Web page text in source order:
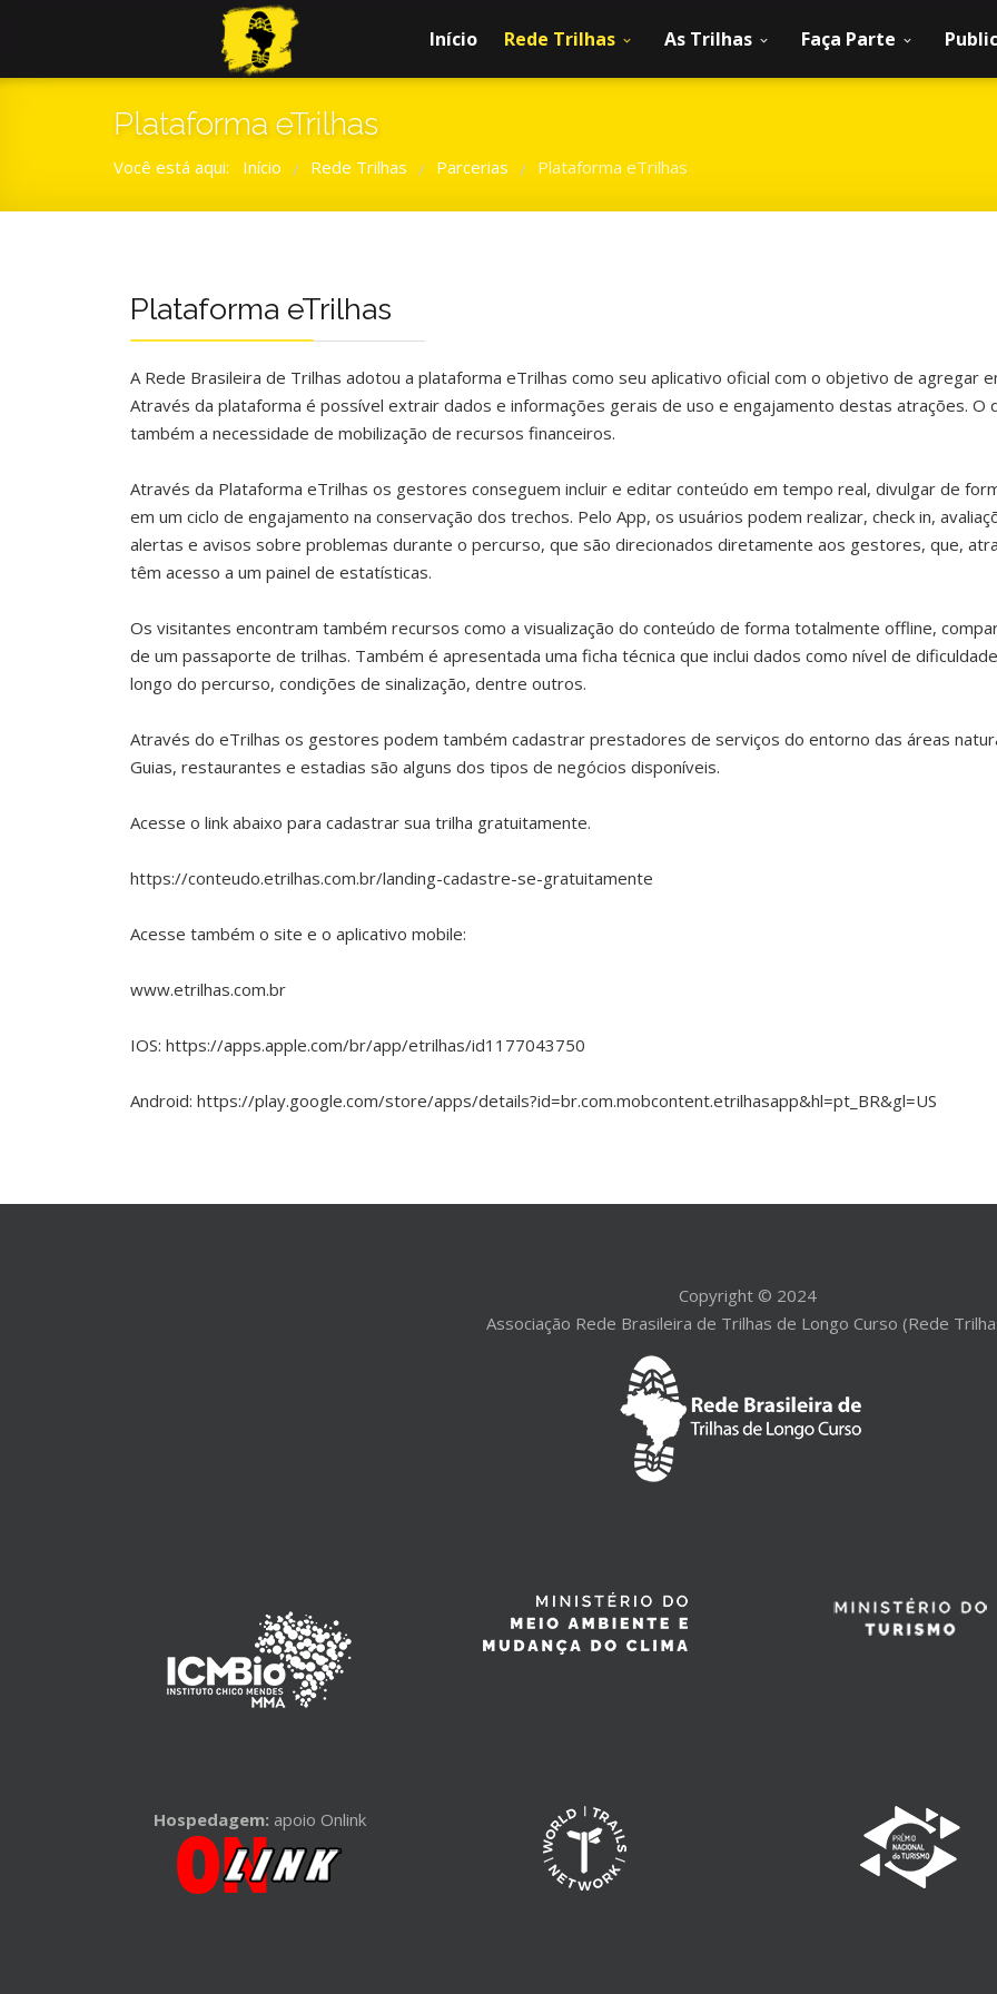
Início Rede Trilhas As Trilhas Faça Parte
Plataforma eTrilhas
Você está aqui: Início / Rede Trilhas / Parcerias / Plataforma eTrilhas
Plataforma eTrilhas
A Rede Brasileira de Trilhas adotou a plataforma eTrilhas como seu aplicativo oficial com o objetivo de agregar
Através da plataforma é possível extrair dados e informações gerais de uso e engajamento destas atrações. O
também a necessidade de mobilização de recursos financeiros.
Através da Plataforma eTrilhas os gestores conseguem incluir e editar conteúdo em tempo real, divulgar de
em um ciclo de engajamento na conservação dos trechos. Pelo App, os usuários podem realizar, check in,
alertas e avisos sobre problemas durante o percurso, que são direcionados diretamente aos gestores, que,
têm acesso a um painel de estatísticas.
Os visitantes encontram também recursos como a visualização do conteúdo de forma totalmente offline,
de um passaporte de trilhas. Também é apresentada uma ficha técnica que inclui dados como nível de
longo do percurso, condições de sinalização, dentre outros.
Através do eTrilhas os gestores podem também cadastrar prestadores de serviços do entorno das áreas
Guias, restaurantes e estadias são alguns dos tipos de negócios disponíveis.
Acesse o link abaixo para cadastrar sua trilha gratuitamente.
https://conteudo.etrilhas.com.br/landing-cadastre-se-gratuitamente
Acesse também o site e o aplicativo mobile:
www.etrilhas.com.br
IOS: https://apps.apple.com/br/app/etrilhas/id1177043750
Android: https://play.google.com/store/apps/details?id=br.com.mobcontent.etrilhasapp&hl=pt_BR&gl=US
Copyright © 2024
Associação Rede Brasileira de Trilhas de Longo Curso (Rede
Hospedagem: apoio Onlink